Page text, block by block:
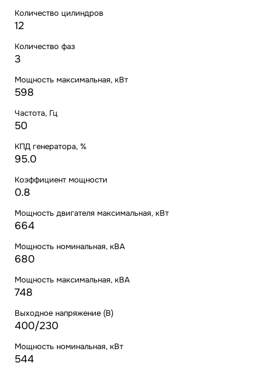
Количество цилиндров
12
Количество фаз
3
Мощность максимальная, кВт
598
Частота, Гц
50
КПД генератора, %
95.0
Коэффициент мощности
0.8
Мощность двигателя максимальная, кВт
664
Мощность номинальная, кВА
680
Мощность максимальная, кВА
748
Выходное напряжение (В)
400/230
Мощность номинальная, кВт
544